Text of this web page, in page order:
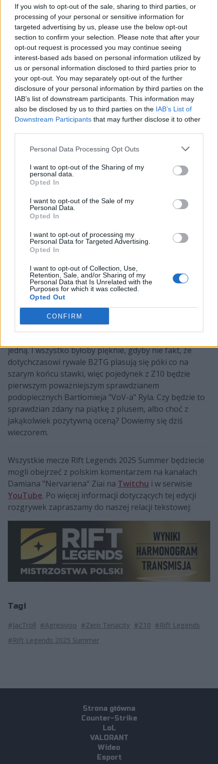
If you wish to opt-out of the sale, sharing to third parties, or
processing of your personal or sensitive information for
targeted advertising by us, please use the below opt-out
section to confirm your selection. Please note that after your
opt-out request is processed you may continue seeing
interest-based ads based on personal information utilized by
us or personal information disclosed to third parties prior to
your opt-out. You may separately opt-out of the further
disclosure of your personal information by third parties on the
IAB’s list of downstream participants. This information may
also be disclosed by us to third parties on the IAB’s List of
Downstream Participants that may further disclose it to other
Personal Data Processing Opt Outs
I want to opt-out of the Sharing of my
personal data.
Opted In
I want to opt-out of the Sale of my
Personal Data.
Opted In
I want to opt-out of processing my
Personal Data for Targeted Advertising.
Opted In
I want to opt-out of Collection, Use,
Retention, Sale, and/or Sharing of my
Personal Data that Is Unrelated with the
Purposes for which it was collected.
Opted Out
CONFIRM
wspierającego przed dzisiejszym meczem Rift Legends.
Po trzech spotkaniach (dwóch wygranych i jednym
przegranym) poza wyjściową piątką, przynajmniej na
jakiś czas, znalazł się Enkil, zaś Jactroll dołoży do swojej
historii kolejną rozegraną grę, tym razem po blisko
dwumiesięcznej przerwie. Ostatni pojedynek na
esportowej scenie rozegrał on jeszcze w ramach EMEA
Masters 2025 Spring. Do tego starcia przystąpi więc
dobrze wypoczęty... oraz roczek starszy, bo wczoraj
skończył on 27 lat. Spóźnione, ale szczere wszystkiego
najlepszego!
pełne serie, a górą Barcząca i Forsaken
Back2TheGame w walce o trzecie
zwycięstwo w Rift Legends
O to, by nie wszystko było dla Jactrolla najlepsze,
postarają się gracze Back2TheGame. To właśnie zespół
Tobiasza "Agresivoo" Ciby będzie dzisiejszym rywalem
mistrzów Rift Legends, choć aktualnie to B2TG jest na
dość dobrej drodze do odebrania tego tytułu –
przynajmniej patrząc na aktualną tabelę rozgrywek.
Podobnie jak Forsaken, które wczoraj przedłużyło
swoją zwycięską serię, Back2TheGame nie zaznało
jeszcze goryczy porażki w żadnym z dotychczasowych
meczów. Co więcej, Agresivoo i kompani mogą się
pochwalić najmniejszą liczbą straconych gier – na
jedną. I wszystko byłoby pięknie, gdyby nie fakt, że
dotychczasowi rywale B2TG plasują się póki co na
szarym końcu stawki, więc pojedynek z Z10 będzie
pierwszym poważniejszym sprawdzianem
podopiecznych Bartłomieja "VoV-a" Ryla. Czy będzie to
sprawdzian zdany na piątkę z plusem, albo choć z
jakąkolwiek pozytywną oceną? Dowiemy się dziś
wieczorem.
Wszystkie mecze Rift Legends 2025 Summer będziecie
mogli obejrzeć z polskim komentarzem na kanałach
Damiana "Nervariena" Ziai na Twitchu i w serwisie
YouTube. Po więcej informacji dotyczących tej edycji
rozgrywek zapraszamy do naszej relacji tekstowej:
Tagi
#JacTroll #Agresivoo #Zero Tenacity #Z10 #Rift Legends
#Rift Legends 2025 Summer
Strona główna
Counter-Strike
LoL
VALORANT
Wideo
Esport